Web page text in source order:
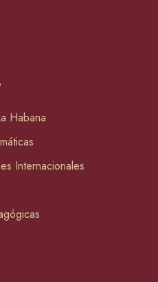
Habana
Internacionales